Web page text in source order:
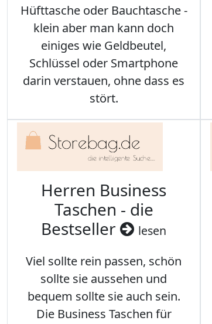
Hüfttasche oder Bauchtasche -
klein aber man kann doch
einiges wie Geldbeutel,
Schlüssel oder Smartphone
darin verstauen, ohne dass es
stört.
Herren Business
Taschen - die
Bestseller
lesen
Viel sollte rein passen, schön
sollte sie aussehen und
bequem sollte sie auch sein.
Die Business Taschen für